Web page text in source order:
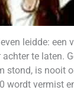
leidde: een
te laten.
is nooit
vermist